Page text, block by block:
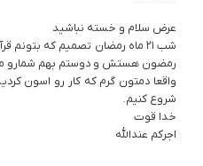
عرض سلام و خسته نباشید
رمضون هستش و دوستم بهم شمارو
واقعا دمتون گرم که کار رو اسون
شروع کنیم.
خدا قوت
اجرکم عندالله